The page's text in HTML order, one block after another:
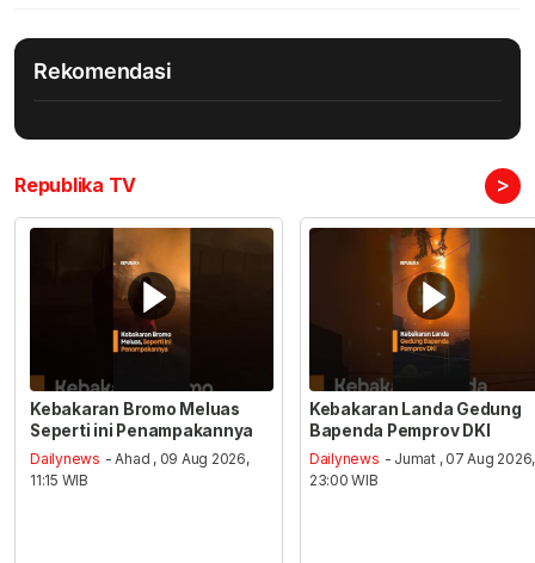
Rekomendasi
Republika TV >
Kebakaran Bromo Meluas
Seperti ini Penampakannya
Dailynews - Ahad , 09 Aug 2026,
11:15 WIB
Kebakaran Landa Gedung
Bapenda Pemprov DKI
Dailynews - Jumat , 07 Aug 2026,
23:00 WIB